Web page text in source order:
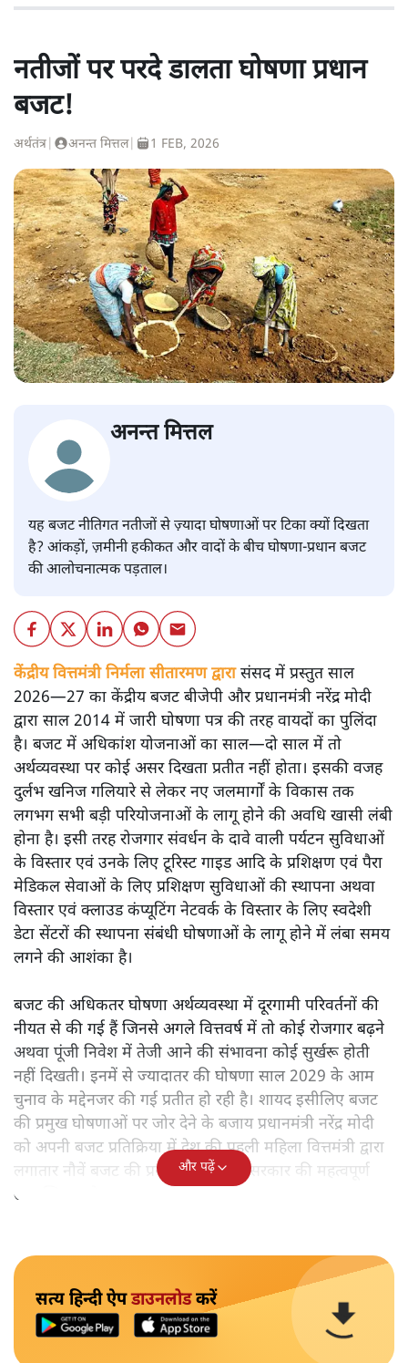
नतीजों पर परदे डालता घोषणा प्रधान
बजट!
अर्थतंत्र अनन्त मित्तल| 1 FEB, 2026
अनन्त मित्तल
यह बजट नीतिगत नतीजों से ज़्यादा घोषणाओं पर टिका क्यों दिखता
है? आंकड़ों, ज़मीनी हकीकत और वादों के बीच घोषणा-प्रधान बजट
की आलोचनात्मक पड़ताल।
केंद्रीय वित्तमंत्री निर्मला सीतारमण द्वारासंसद में प्रस्तुत साल
2026—27 का केंद्रीय बजट बीजेपी और प्रधानमंत्री नरेंद्र मोदी
द्वारा साल 2014 में जारी घोषणा पत्र की तरह वायदों का पुलिंदा
है। बजट में अधिकांश योजनाओं का साल—दो साल में तो
अर्थव्यवस्था पर कोई असर दिखता प्रतीत नहीं होता। इसकी वजह
दुर्लभ खनिज गलियारे से लेकर नए जलमार्गों के विकास तक
लगभग सभी बड़ी परियोजनाओं के लागू होने की अवधि खासी लंबी
होना है। इसी तरह रोजगार संवर्धन के दावे वाली पर्यटन सुविधाओं
के विस्तार एवं उनके लिए टूरिस्ट गाइड आदि के प्रशिक्षण एवं पैरा
मेडिकल सेवाओं के लिए प्रशिक्षण सुविधाओं की स्थापना अथवा
विस्तार एवं क्लाउड कंप्यूटिंग नेटवर्क के विस्तार के लिए स्वदेशी
डेटा सेंटरों की स्थापना संबंधी घोषणाओं के लागू होने में लंबा समय
लगने की आशंका है।
बजट की अधिकतर घोषणा अर्थव्यवस्था में दूरगामी परिवर्तनों की
नीयत से की गई हैं जिनसे अगले वित्तवर्ष में तो कोई रोजगार बढ़ने
अथवा पूंजी निवेश में तेजी आने की संभावना कोई सुर्खरू होती
नहीं दिखती। इनमें से ज्यादातर की घोषणा साल 2029 के आम
चुनाव के मद्देनजर की गई प्रतीत हो रही है। शायद इसीलिए बजट
की प्रमुख घोषणाओं पर जोर देने के बजाय प्रधानमंत्री नरेंद्र मोदी
को अपनी बजट प्रतिक्रिया में देश की पहली महिला वित्तमंत्री द्वारा
लगातार नौवें बजट की प्रस्तुति को अपनी सरकार की महत्वपूर्ण
उपलब्धि बताने पर मजबूर होना पड़ा।
और पढ़ें
सत्य हिन्दी ऐपडाउनलोडकरें